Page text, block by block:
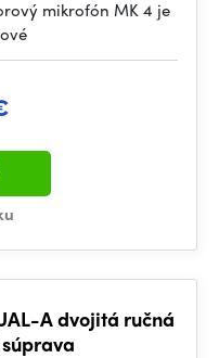
mikrofón MK 4 je
A dvojitá ručná